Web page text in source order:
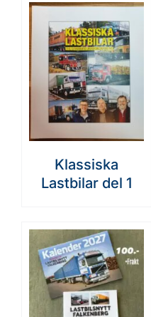
Klassiska
Lastbilar del 1